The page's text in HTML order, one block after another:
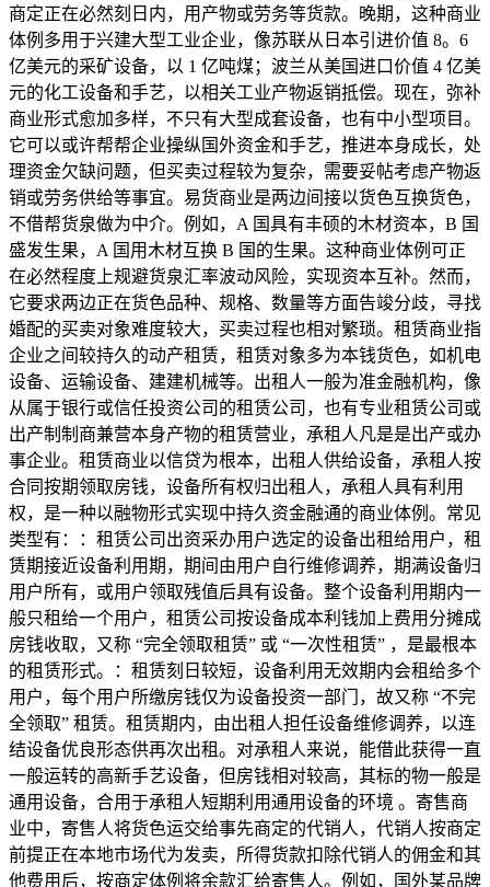
商定正在必然刻日内，用产物或劳务等货款。晚期，这种商业
体例多用于兴建大型工业企业，像苏联从日本引进价值 8。6
亿美元的采矿设备，以 1 亿吨煤；波兰从美国进口价值 4 亿美
元的化工设备和手艺，以相关工业产物返销抵偿。现在，弥补
商业形式愈加多样，不只有大型成套设备，也有中小型项目。
它可以或许帮帮企业操纵国外资金和手艺，推进本身成长，处
理资金欠缺问题，但买卖过程较为复杂，需要妥帖考虑产物返
销或劳务供给等事宜。易货商业是两边间接以货色互换货色，
不借帮货泉做为中介。例如，A 国具有丰硕的木材资本，B 国
盛发生果，A 国用木材互换 B 国的生果。这种商业体例可正
在必然程度上规避货泉汇率波动风险，实现资本互补。然而，
它要求两边正在货色品种、规格、数量等方面告竣分歧，寻找
婚配的买卖对象难度较大，买卖过程也相对繁琐。租赁商业指
企业之间较持久的动产租赁，租赁对象多为本钱货色，如机电
设备、运输设备、建建机械等。出租人一般为准金融机构，像
从属于银行或信任投资公司的租赁公司，也有专业租赁公司或
出产制制商兼营本身产物的租赁营业，承租人凡是是出产或办
事企业。租赁商业以信贷为根本，出租人供给设备，承租人按
合同按期领取房钱，设备所有权归出租人，承租人具有利用
权，是一种以融物形式实现中持久资金融通的商业体例。常见
类型有：：租赁公司出资采办用户选定的设备出租给用户，租
赁期接近设备利用期，期间由用户自行维修调养，期满设备归
用户所有，或用户领取残值后具有设备。整个设备利用期内一
般只租给一个用户，租赁公司按设备成本利钱加上费用分摊成
房钱收取，又称 “完全领取租赁” 或 “一次性租赁” ，是最根本
的租赁形式。：租赁刻日较短，设备利用无效期内会租给多个
用户，每个用户所缴房钱仅为设备投资一部门，故又称 “不完
全领取” 租赁。租赁期内，由出租人担任设备维修调养，以连
结设备优良形态供再次出租。对承租人来说，能借此获得一直
一般运转的高新手艺设备，但房钱相对较高，其标的物一般是
通用设备，合用于承租人短期利用通用设备的环境 。寄售商
业中，寄售人将货色运交给事先商定的代销人，代销人按商定
前提正在本地市场代为发卖，所得货款扣除代销人的佣金和其
他费用后，按商定体例将余款汇给寄售人。例如，国外某品牌